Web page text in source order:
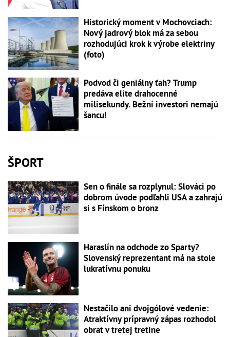
Historický moment v Mochovciach:
Nový jadrový blok má za sebou
rozhodujúci krok k výrobe elektriny
(foto)
Podvod či geniálny ťah? Trump
predáva elite drahocenné
milisekundy. Bežní investori nemajú
šancu!
ŠPORT
Sen o finále sa rozplynul: Slováci po
dobrom úvode podľahli USA a zahrajú
si s Fínskom o bronz
Haraslín na odchode zo Sparty?
Slovenský reprezentant má na stole
lukratívnu ponuku
Nestačilo ani dvojgólové vedenie:
Atraktívny prípravný zápas rozhodol
obrat v tretej tretine